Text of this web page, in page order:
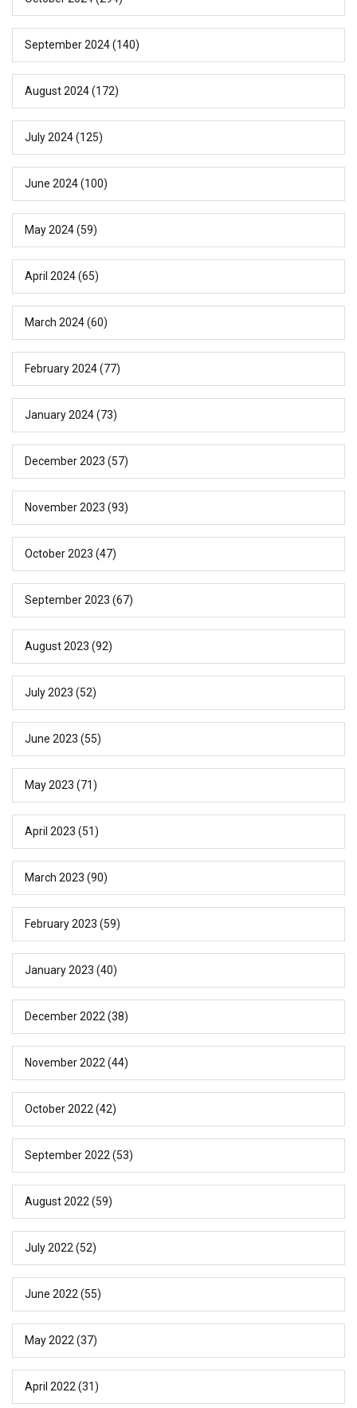
September 2024(140)
August 2024(172)
July 2024(125)
June 2024(100)
May 2024(59)
April 2024(65)
March 2024(60)
February 2024(77)
January 2024(73)
December 2023 (57)
November 2023 (93)
October 2023 (47)
September 2023 (67)
August 2023 (92)
July 2023 (52)
June 2023 (55)
May 2023 (71)
April 2023 (51)
March 2023 (90)
February 2023 (59)
January 2023 (40)
December 2022 (38)
November 2022 (44)
October 2022 (42)
September 2022 (53)
August 2022 (59)
July 2022 (52)
June 2022 (55)
May 2022 (37)
April 2022 (31)